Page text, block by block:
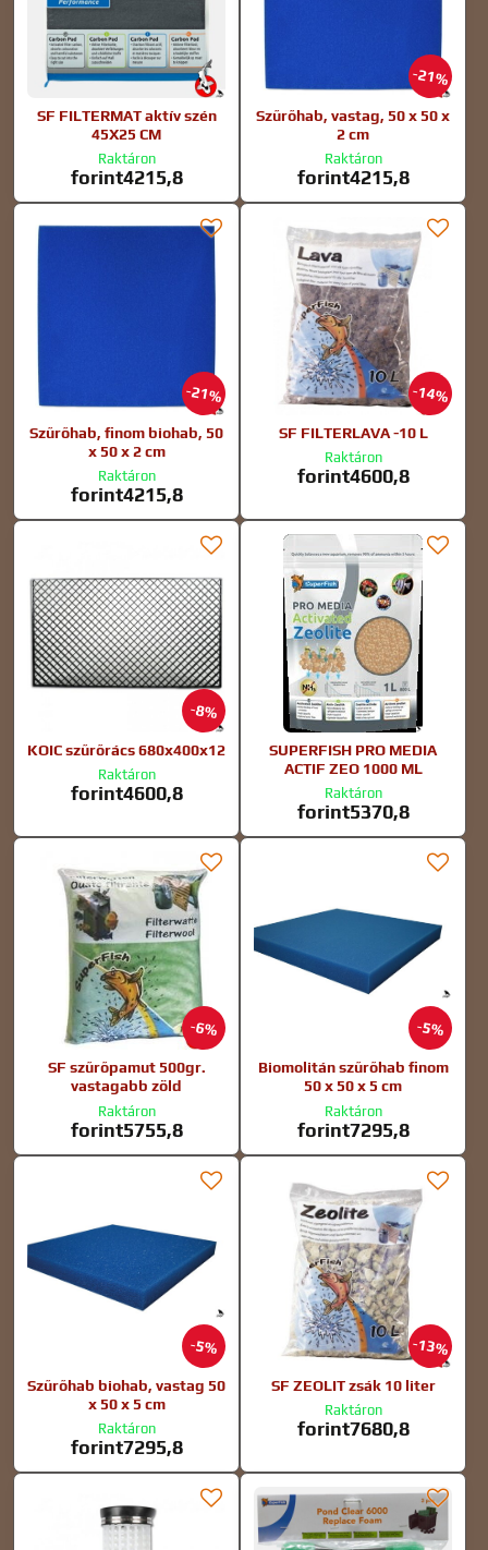
SF FILTERMAT aktív szén
45X25 CM
Raktáron
forint4215,8
21%
Szűrőhab, vastag, 50 x 50 x
2 cm
Raktáron
forint4215,8
21%
Szűrőhab, finom biohab, 50
x 50 x 2 cm
Raktáron
forint4215,8
14%
SF FILTERLAVA -10 L
Raktáron
forint4600,8
8%
KOIC szűrőrács 680x400x12
Raktáron
forint4600,8
SUPERFISH PRO MEDIA
ACTIF ZEO 1000 ML
Raktáron
forint5370,8
6%
SF szűrőpamut 500gr.
vastagabb zöld
Raktáron
forint5755,8
5%
Biomolitán szűrőhab finom
50 x 50 x 5 cm
Raktáron
forint7295,8
5%
Szűrőhab biohab, vastag 50
x 50 x 5 cm
Raktáron
forint7295,8
13%
SF ZEOLIT zsák 10 liter
Raktáron
forint7680,8